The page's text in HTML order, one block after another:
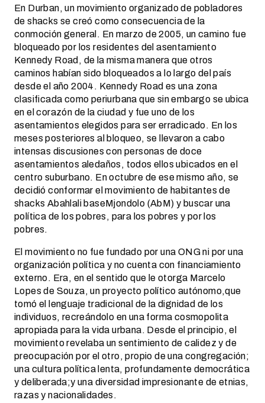
En Durban, un movimiento organizado de pobladores
de shacks se creó como consecuencia de la
conmoción general. En marzo de 2005, un camino fue
bloqueado por los residentes del asentamiento
Kennedy Road, de la misma manera que otros
caminos habían sido bloqueados a lo largo del país
desde el año 2004. Kennedy Road es una zona
clasificada como periurbana que sin embargo se ubica
en el corazón de la ciudad y fue uno de los
asentamientos elegidos para ser erradicado. En los
meses posteriores al bloqueo, se llevaron a cabo
intensas discusiones con personas de doce
asentamientos aledaños, todos ellos ubicados en el
centro suburbano. En octubre de ese mismo año, se
decidió conformar el movimiento de habitantes de
shacks Abahlali baseMjondolo (AbM) y buscar una
política de los pobres, para los pobres y por los
pobres.
El movimiento no fue fundado por una ONG ni por una
organización política y no cuenta con financiamiento
externo. Era, en el sentido que le otorga Marcelo
Lopes de Souza, un proyecto político autónomo,que
tomó el lenguaje tradicional de la dignidad de los
individuos, recreándolo en una forma cosmopolita
apropiada para la vida urbana. Desde el principio, el
movimiento revelaba un sentimiento de calidez y de
preocupación por el otro, propio de una congregación;
una cultura política lenta, profundamente democrática
y deliberada;y una diversidad impresionante de etnias,
razas y nacionalidades.